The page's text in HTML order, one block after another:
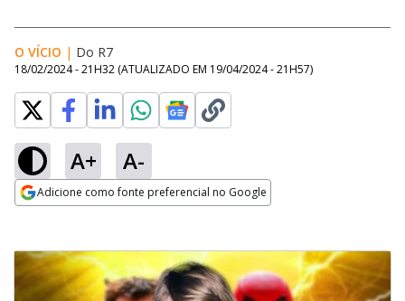
O VÍCIO | Do R7
18/02/2024 - 21H32 (ATUALIZADO EM 19/04/2024 - 21H57)
A+ A-
Adicione como fonte preferencial no Google